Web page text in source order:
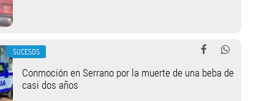
SUCESOS
Conmoción en Serrano por la muerte de una beba de
casi dos años